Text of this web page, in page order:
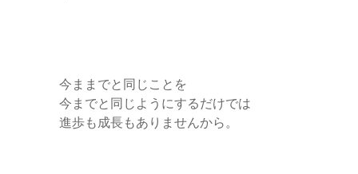
今ままでと同じことを
今までと同じようにするだけでは
進歩も成長もありませんから。